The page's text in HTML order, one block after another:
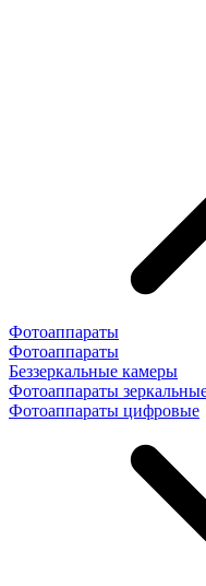
Фотоаппараты
Фотоаппараты
Беззеркальные камеры
Фотоаппараты
Фотоаппараты цифровые